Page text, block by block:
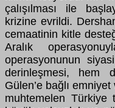
çalışılması ile
krizine evrildi.
cemaatinin kitle
Aralık
operasyonunun
derinleşmesi, hem
Gülen’e bağlı
muhtemelen Türkiye